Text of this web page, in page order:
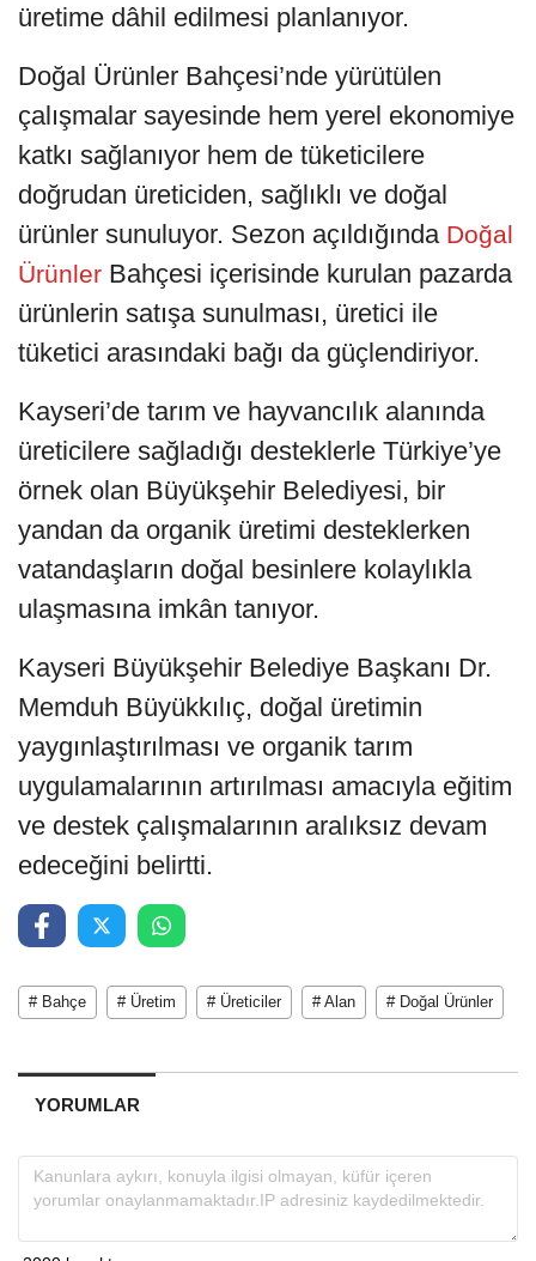
üretime dâhil edilmesi planlanıyor.
Doğal Ürünler Bahçesi’nde yürütülen
çalışmalar sayesinde hem yerel ekonomiye
katkı sağlanıyor hem de tüketicilere
doğrudan üreticiden, sağlıklı ve doğal
ürünler sunuluyor. Sezon açıldığında Doğal
Ürünler Bahçesi içerisinde kurulan pazarda
ürünlerin satışa sunulması, üretici ile
tüketici arasındaki bağı da güçlendiriyor.
Kayseri’de tarım ve hayvancılık alanında
üreticilere sağladığı desteklerle Türkiye’ye
örnek olan Büyükşehir Belediyesi, bir
yandan da organik üretimi desteklerken
vatandaşların doğal besinlere kolaylıkla
ulaşmasına imkân tanıyor.
Kayseri Büyükşehir Belediye Başkanı Dr.
Memduh Büyükkılıç, doğal üretimin
yaygınlaştırılması ve organik tarım
uygulamalarının artırılması amacıyla eğitim
ve destek çalışmalarının aralıksız devam
edeceğini belirtti.
# Bahçe # Üretim # Üreticiler # Alan # Doğal Ürünler
YORUMLAR